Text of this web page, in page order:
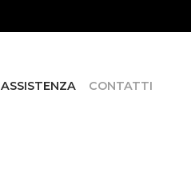
ASSISTENZA CONTATTI